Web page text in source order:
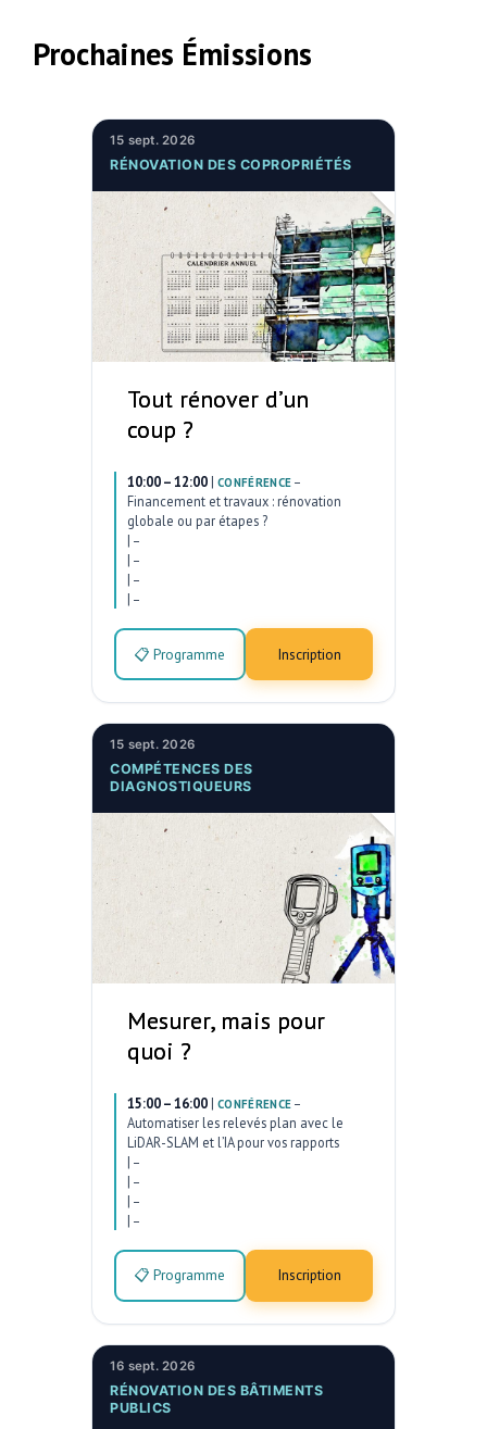
Prochaines Émissions
15 sept. 2026
RÉNOVATION DES COPROPRIÉTÉS
Tout rénover d’un
coup ?
10:00 – 12:00 | CONFÉRENCE –
Financement et travaux : rénovation
globale ou par étapes ?
| –
| –
| –
| –
📋 Programme Inscription
15 sept. 2026
COMPÉTENCES DES
DIAGNOSTIQUEURS
Mesurer, mais pour
quoi ?
15:00 – 16:00 | CONFÉRENCE –
Automatiser les relevés plan avec le
LiDAR-SLAM et l’IA pour vos rapports
| –
| –
| –
| –
📋 Programme Inscription
16 sept. 2026
RÉNOVATION DES BÂTIMENTS
PUBLICS